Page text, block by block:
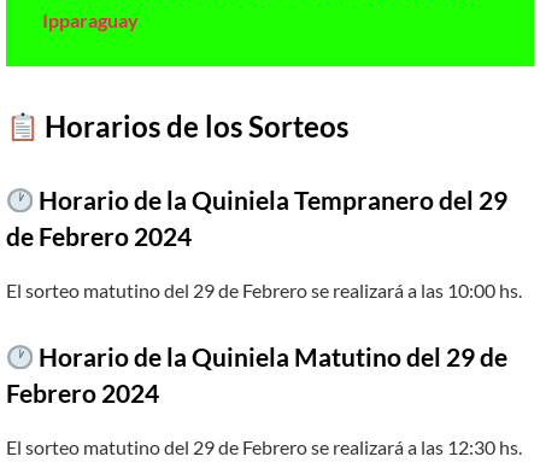
Ipparaguay
Horarios de los Sorteos
Horario de la Quiniela Tempranero del 29
de Febrero 2024
El sorteo matutino del 29 de Febrero se realizará a las 10:00 hs.
Horario de la Quiniela Matutino del 29 de
Febrero 2024
El sorteo matutino del 29 de Febrero se realizará a las 12:30 hs.